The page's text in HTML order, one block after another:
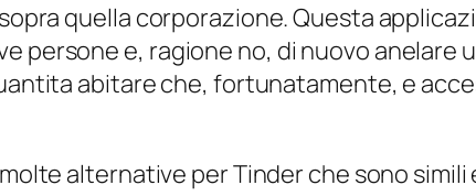
quella corporazione. Questa
e, ragione no, di nuovo anelare
abitare che, fortunatamente, e
alternative per Tinder che sono simili